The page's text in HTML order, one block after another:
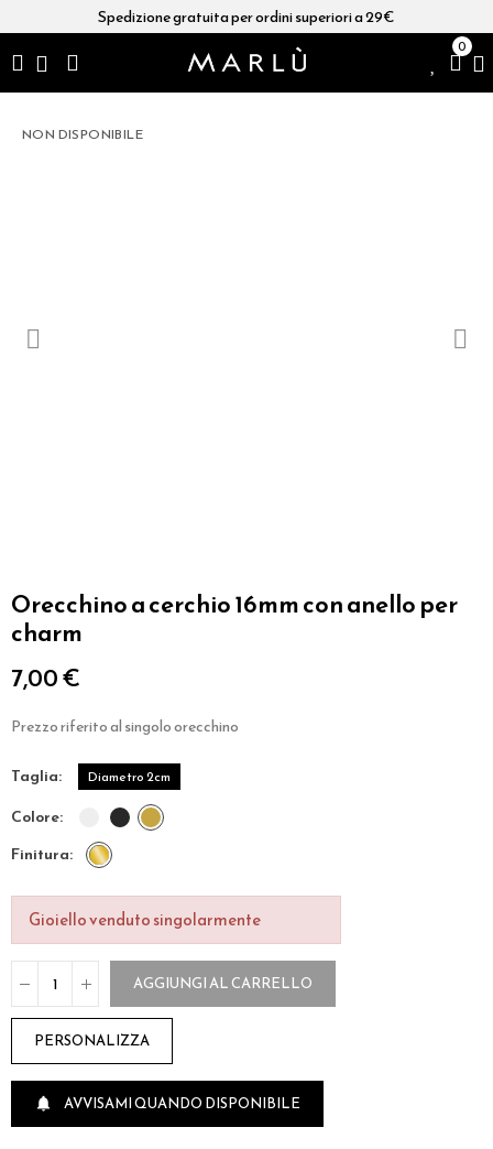
Spedizione gratuita per ordini superiori a 29€
0
NON DISPONIBILE
Orecchino a cerchio 16mm con anello per
charm
7,00 €
Prezzo riferito al singolo orecchino
taglia Diametro 2cm
colore
finitura
Gioiello venduto singolarmente
AGGIUNGI AL CARRELLO
PERSONALIZZA
 AVVISAMI QUANDO DISPONIBILE